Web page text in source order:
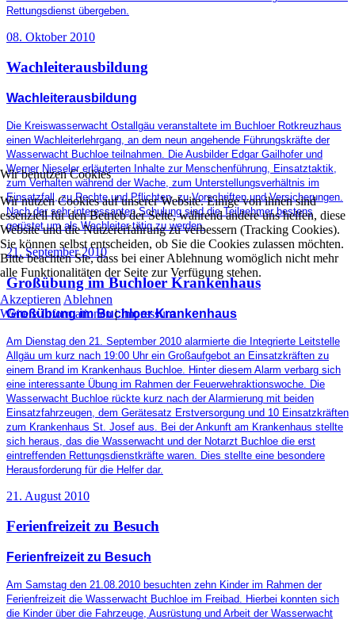
Rettungsdienst übergeben.
08. Oktober 2010
Wachleiterausbildung
Wachleiterausbildung
Die Kreiswasserwacht Ostallgäu veranstaltete im Buchloer Rotkreuzhaus
einen Wachleiterlehrgang, an dem neun angehende Führungskräfte der
Wasserwacht Buchloe teilnahmen. Die Ausbilder Edgar Gailhofer und
Werner Nieseler erläuterten Inhalte zur Menschenführung, Einsatztaktik,
zum Verhalten während der Wache, zum Unterstellungsverhältnis im
Einsatzfall, zu Rechte und Pflichten, zu Vorschriften und Versicherungen.
Nach der sehr interessanten Schulung sind die Teilnehmer bestens
gerüstet um als Wachleiter tätig zu werden.
21. September 2010
Großübung im Buchloer Krankenhaus
Großübung im Buchloer Krankenhaus
Am Dienstag den 21. September 2010 alarmierte die Integrierte Leitstelle
Allgäu um kurz nach 19:00 Uhr ein Großaufgebot an Einsatzkräften zu
einem Brand im Krankenhaus Buchloe. Hinter diesem Alarm verbarg sich
eine interessante Übung im Rahmen der Feuerwehraktionswoche. Die
Wasserwacht Buchloe rückte kurz nach der Alarmierung mit beiden
Einsatzfahrzeugen, dem Gerätesatz Erstversorgung und 10 Einsatzkräften
zum Krankenhaus St. Josef aus. Bei der Ankunft am Krankenhaus stellte
sich heraus, das die Wasserwacht und der Notarzt Buchloe die erst
eintreffenden Rettungsdienstkräfte waren. Dies stellte eine besondere
Herausforderung für die Helfer dar.
21. August 2010
Ferienfreizeit zu Besuch
Ferienfreizeit zu Besuch
Am Samstag den 21.08.2010 besuchten zehn Kinder im Rahmen der
Ferienfreizeit die Wasserwacht Buchloe im Freibad. Hierbei konnten sich
die Kinder über die Fahrzeuge, Ausrüstung und Arbeit der Wasserwacht
Wir benutzen Cookies
Wir nutzen Cookies auf unserer Website. Einige von ihnen sind
essenziell für den Betrieb der Seite, während andere uns helfen, diese
Website und die Nutzererfahrung zu verbessern (Tracking Cookies).
Sie können selbst entscheiden, ob Sie die Cookies zulassen möchten.
Bitte beachten Sie, dass bei einer Ablehnung womöglich nicht mehr
alle Funktionalitäten der Seite zur Verfügung stehen.
Akzeptieren Ablehnen
Weitere Informationen|Impressum